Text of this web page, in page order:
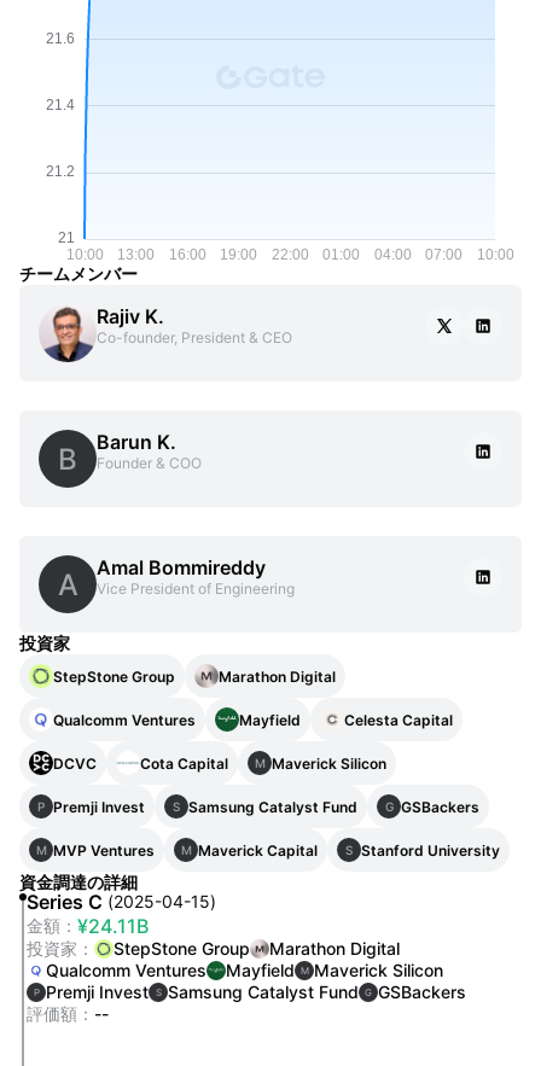
チームメンバー
Rajiv K.
Co-founder, President & CEO
B Barun K.
Founder & COO
A Amal Bommireddy
Vice President of Engineering
投資家
StepStone Group Marathon Digital
Qualcomm Ventures Mayfield Celesta Capital
DCVC Cota Capital M Maverick Silicon
P Premji Invest S Samsung Catalyst Fund G GSBackers
M MVP Ventures M Maverick Capital S Stanford University
資金調達の詳細
Series C (2025-04-15)
金額 ： ¥24.11B
投資家 ： StepStone Group
Marathon Digital
Qualcomm Ventures
Mayfield M Maverick Silicon
P Premji Invest S Samsung Catalyst Fund G GSBackers
評価額 ： --